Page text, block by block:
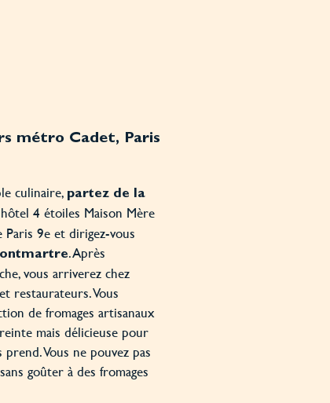
métro Cadet, Paris
culinaire, partez de la
4 étoiles Maison Mère
9e et dirigez-vous
. Après
vous arriverez chez
restaurateurs. Vous
de fromages artisanaux
mais délicieuse pour
Vous ne pouvez pas
goûter à des fromages